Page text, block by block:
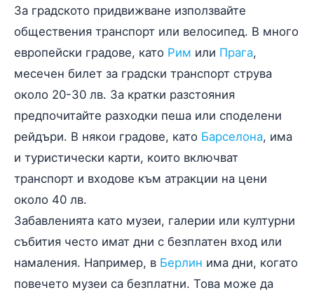
За градското придвижване използвайте
обществения транспорт или велосипед. В много
европейски градове, като Рим или Прага,
месечен билет за градски транспорт струва
около 20-30 лв. За кратки разстояния
предпочитайте разходки пеша или споделени
рейдъри. В някои градове, като Барселона, има
и туристически карти, които включват
транспорт и входове към атракции на цени
около 40 лв.
Забавленията като музеи, галерии или културни
събития често имат дни с безплатен вход или
намаления. Например, в Берлин има дни, когато
повечето музеи са безплатни. Това може да